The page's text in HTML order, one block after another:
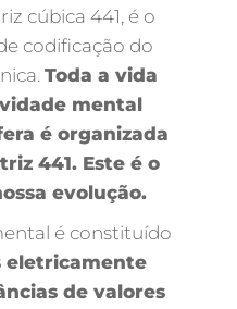
cúbica 441, é o
codificação do
Toda a vida
mental
é organizada
441. Este é o
evolução.
é constituído
eletricamente
de valores